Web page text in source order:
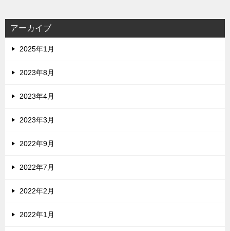
アーカイブ
2025年1月
2023年8月
2023年4月
2023年3月
2022年9月
2022年7月
2022年2月
2022年1月